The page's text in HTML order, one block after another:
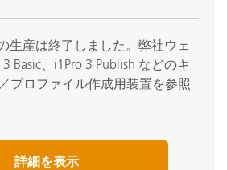
生産は終了しました。弊社ウェ
Basic、i1Pro 3 Publish などのキ
プロファイル作成用装置を参照
詳細を表示